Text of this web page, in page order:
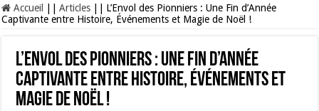
Aprem’ Jeux à la Médiathèque Grand M : vos mercredis après-midi sous le
Accueil Articles
L’Envol des Pionniers : Une Fin d’Année
Captivante entre Histoire, Événements et Magie de Noël !
L’Envol des Pionniers : Une Fin d’Année
Captivante entre Histoire, Événements et
Magie de Noël !